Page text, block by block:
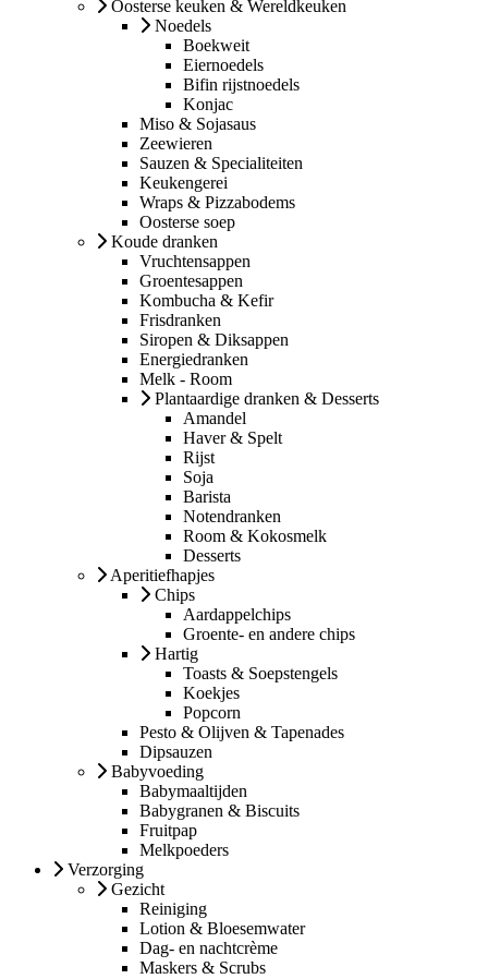
Oosterse keuken & Wereldkeuken
Noedels
Boekweit
Eiernoedels
Bifin rijstnoedels
Konjac
Miso & Sojasaus
Zeewieren
Sauzen & Specialiteiten
Keukengerei
Wraps & Pizzabodems
Oosterse soep
Koude dranken
Vruchtensappen
Groentesappen
Kombucha & Kefir
Frisdranken
Siropen & Diksappen
Energiedranken
Melk - Room
Plantaardige dranken & Desserts
Amandel
Haver & Spelt
Rijst
Soja
Barista
Notendranken
Room & Kokosmelk
Desserts
Aperitiefhapjes
Chips
Aardappelchips
Groente- en andere chips
Hartig
Toasts & Soepstengels
Koekjes
Popcorn
Pesto & Olijven & Tapenades
Dipsauzen
Babyvoeding
Babymaaltijden
Babygranen & Biscuits
Fruitpap
Melkpoeders
Verzorging
Gezicht
Reiniging
Lotion & Bloesemwater
Dag- en nachtcrème
Maskers & Scrubs